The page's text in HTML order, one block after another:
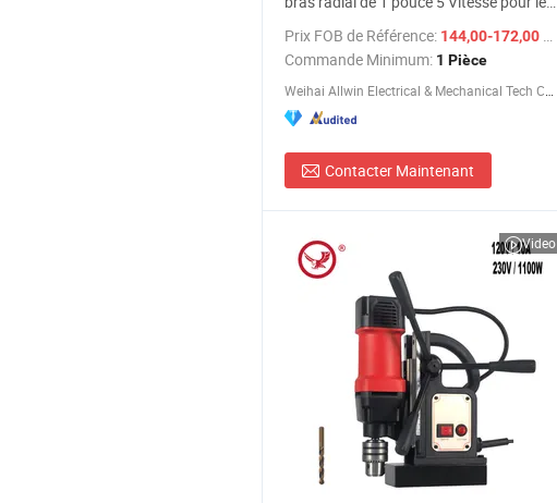
perçage du bois
Prix FOB de Référence: 144,00-172,00 $US
Commande Minimum: 1 Pièce
Contacter Maintenant
Video